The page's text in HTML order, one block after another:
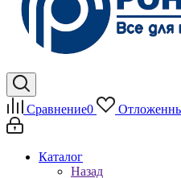
Сравнение0
Каталог
Назад